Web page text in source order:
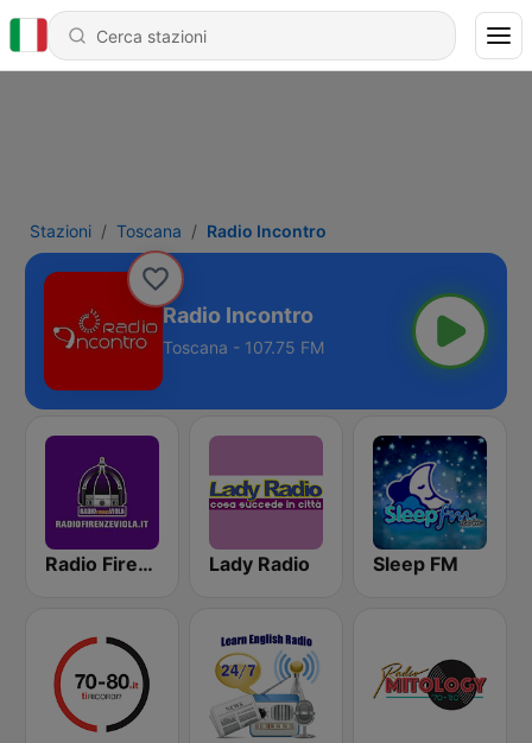
Stazioni Toscana Radio Incontro
Radio Incontro
Toscana - 107.75 FM
Radio Firenze Viola Lady Radio Sleep FM